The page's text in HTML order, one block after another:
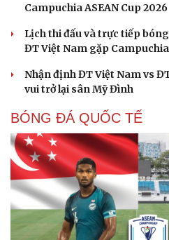
Campuchia ASEAN Cup 2026
Lịch thi đấu và trực tiếp
ĐT Việt Nam gặp Campuchia
Nhận định ĐT Việt Nam vs
vui trở lại sân Mỹ Đình
BÓNG ĐÁ QUỐC TẾ